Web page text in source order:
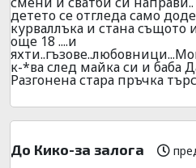
детето се отгледа само
курваллъка и стана същото
още 18 ....и
к-*ва след майка си и баба
Разгонена стара пръчка
До Кико-за залога